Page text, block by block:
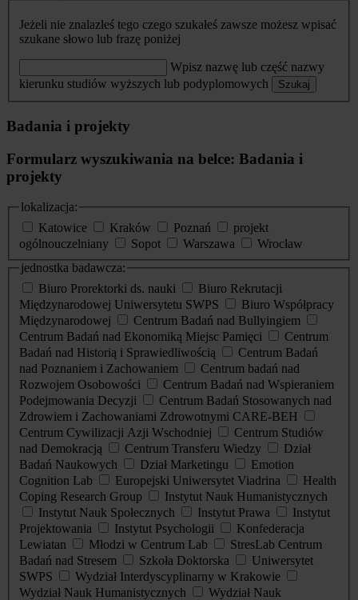
Jeżeli nie znalazłeś tego czego szukałeś zawsze możesz wpisać
szukane słowo lub frazę poniżej
Wpisz nazwę lub część nazwy
kierunku studiów wyższych lub podyplomowych
Szukaj
Badania i projekty
Formularz wyszukiwania na belce: Badania i
projekty
lokalizacja:
Katowice
Kraków Poznań
projekt
ogólnouczelniany
Sopot Warszawa
Wrocław
jednostka badawcza:
Biuro Prorektorki ds. nauki
Biuro Rekrutacji
Międzynarodowej Uniwersytetu SWPS
Biuro Współpracy
Międzynarodowej
Centrum Badań nad Bullyingiem
Centrum Badań nad Ekonomiką Miejsc Pamięci
Centrum
Badań nad Historią i Sprawiedliwością
Centrum Badań
nad Poznaniem i Zachowaniem
Centrum badań nad
Rozwojem Osobowości
Centrum Badań nad Wspieraniem
Podejmowania Decyzji
Centrum Badań Stosowanych nad
Zdrowiem i Zachowaniami Zdrowotnymi CARE-BEH
Centrum Cywilizacji Azji Wschodniej
Centrum Studiów
nad Demokracją
Centrum Transferu Wiedzy
Dział
Badań Naukowych
Dział Marketingu
Emotion
Cognition Lab
Europejski Uniwersytet Viadrina
Health
Coping Research Group
Instytut Nauk Humanistycznych
Instytut Nauk Społecznych
Instytut Prawa
Instytut
Projektowania
Instytut Psychologii
Konfederacja
Lewiatan
Młodzi w Centrum Lab
StresLab Centrum
Badań nad Stresem
Szkoła Doktorska
Uniwersytet
SWPS
Wydział Interdyscyplinarny w Krakowie
Wydział Nauk Humanistycznych
Wydział Nauk